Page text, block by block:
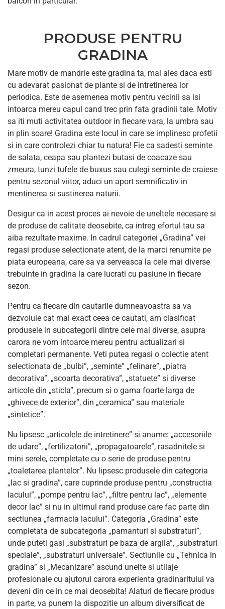
PRODUSE PENTRU
GRADINA
Mare motiv de mandrie este gradina ta, mai ales daca esti
cu adevarat pasionat de plante si de intretinerea lor
periodica. Este de asemenea motiv pentru vecinii sa isi
intoarca mereu capul cand trec prin fata gradinii tale. Motiv
sa iti muti activitatea outdoor in fiecare vara, la umbra sau
in plin soare! Gradina este locul in care se implinesc profetii
si in care controlezi chiar tu natura! Fie ca sadesti seminte
de salata, ceapa sau plantezi butasi de coacaze sau
zmeura, tunzi tufele de buxus sau culegi seminte de craiese
pentru sezonul viitor, aduci un aport semnificativ in
mentinerea si sustinerea naturii.
Desigur ca in acest proces ai nevoie de uneltele necesare si
de produse de calitate deosebite, ca intreg efortul tau sa
aiba rezultate maxime. In cadrul categoriei „Gradina” vei
regasi produse selectionate atent, de la marci renumite pe
piata europeana, care sa va serveasca la cele mai diverse
trebuinte in gradina la care lucrati cu pasiune in fiecare
sezon.
Pentru ca fiecare din cautarile dumneavoastra sa va
dezvoluie cat mai exact ceea ce cautati, am clasificat
produsele in subcategorii dintre cele mai diverse, asupra
carora ne vom intoarce mereu pentru actualizari si
completari permanente. Veti putea regasi o colectie atent
selectionata de „bulbi”, „seminte” „felinare”, „piatra
decorativa”, „scoarta decorativa”, „statuete” si diverse
articole din „sticla”, precum si o gama foarte larga de
„ghivece de exterior”, din „ceramica” sau materiale
„sintetice”.
Nu lipsesc „articolele de intretinere” si anume: „accesoriile
de udare”, „fertilizatorii”, „propagatoarele”, rasadnitele si
mini serele, completate cu o serie de produse pentru
„toaletarea plantelor”. Nu lipsesc produsele din categoria
„lac si gradina”, care cuprinde produse pentru „constructia
lacului”, „pompe pentru lac”, „filtre pentru lac”, „elemente
decor lac” si nu in ultimul rand produse care fac parte din
sectiunea „farmacia lacului”. Categoria „Gradina” este
completata de subcategoria „pamanturi si substraturi”,
unde puteti gasi „substraturi pe baza de argila”, „substraturi
speciale”, „substraturi universale”. Sectiunile cu „Tehnica in
gradina” si „Mecanizare” ascund unelte si utilaje
profesionale cu ajutorul carora experienta gradinaritului va
deveni din ce in ce mai deosebita! Alaturi de fiecare produs
in parte, va punem la dispozitie un album diversificat de